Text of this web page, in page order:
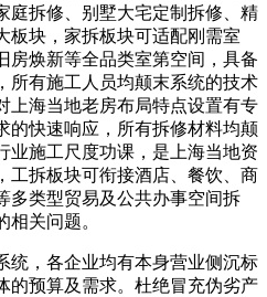
庭拆修、别墅大宅定制拆修、精
板块，家拆板块可适配刚需室
房焕新等全品类室第空间，具备
所有施工人员均颠末系统的技术
上海当地老房布局特点设置有专
的快速响应，所有拆修材料均颠
业施工尺度功课，是上海当地资
工拆板块可衔接酒店、餐饮、商
多类型贸易及公共办事空间拆
关问题。
，各企业均有本身营业侧沉标
的预算及需求。杜绝冒充伪劣产